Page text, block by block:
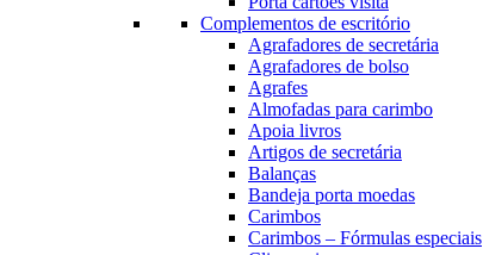
Complementos de escritório
Agrafadores de secretária
Agrafadores de bolso
Agrafes
Almofadas para carimbo
Apoia livros
Artigos de secretária
Balanças
Bandeja porta moedas
Carimbos
Carimbos – Fórmulas especiais